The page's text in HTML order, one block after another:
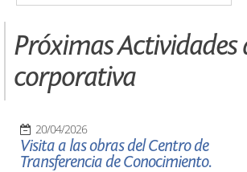
Próximas Actividades
corporativa
20/04/2026
Visita a las obras del Centro de
Transferencia de Conocimiento.